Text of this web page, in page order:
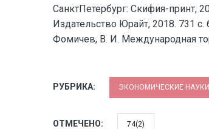
СанктПетербург: Скифия-принт,
Издательство Юрайт, 2018. 731
Фомичев, В. И. Международная
РУБРИКА: ЭКОНОМИЧЕСКИЕ НАУКИ
ОТМЕЧЕНО: 74(2)